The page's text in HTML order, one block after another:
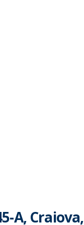
A, Craiova,